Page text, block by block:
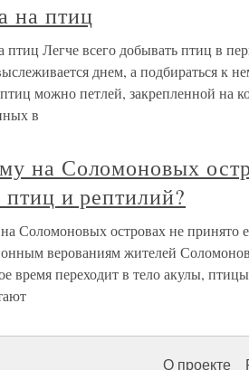
на птиц
птиц Легче всего добывать птиц в
днем, а подбираться к
можно петлей, закрепленной на
в
на Соломоновых
птиц и рептилий?
Соломоновых островах не принято
верованиям жителей
время переходит в тело акулы,
О проекте